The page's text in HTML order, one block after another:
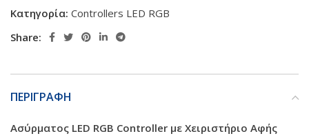
Κατηγορία: Controllers LED RGB
Share:
ΠΕΡΙΓΡΑΦΗ
Ασύρματος LED RGB Controller με Χειριστήριο Αφής